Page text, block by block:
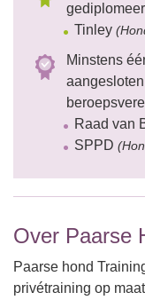
Tinley
Minstens
Raad van
SPPD
Over Paarse
Paarse hond
privétraining op